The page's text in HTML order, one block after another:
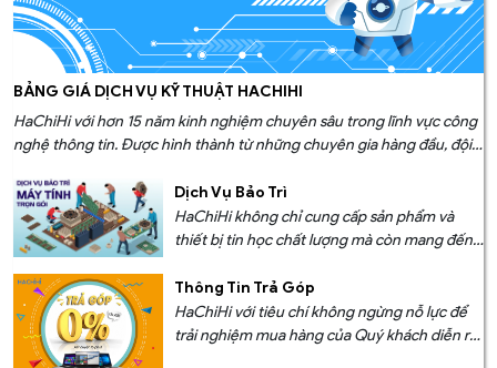
BẢNG GIÁ DỊCH VỤ KỸ THUẬT HACHIHI
HaChiHi với hơn 15 năm kinh nghiệm chuyên sâu trong lĩnh vực công
nghệ thông tin. Được hình thành từ những chuyên gia hàng đầu, đội
và công nghệ mới nhất mà còn có độ nhạy bén và sự sáng tạo để đối
mặt với mọi thách thức.
Dịch Vụ Bảo Trì
HaChiHi không chỉ cung cấp sản phẩm và
thiết bị tin học chất lượng mà còn mang đến
doanh nghiệp của bạn hoạt động mượt mà và
hiệu quả.
Thông Tin Trả Góp
HaChiHi với tiêu chí không ngừng nỗ lực để
trải nghiệm mua hàng của Quý khách diễn ra